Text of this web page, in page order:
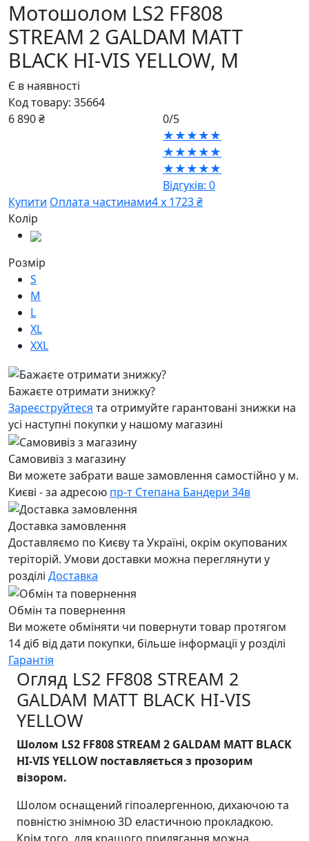
Мотошолом LS2 FF808
STREAM 2 GALDAM MATT
BLACK HI-VIS YELLOW, M
Є в наявності
Код товару: 35664
6 890 ₴
0/5
★★★★★
★★★★★
★★★★★
Відгуків: 0
Купити Оплата частинами4 х 1723 ₴
Колір
Розмір
S
M
L
XL
XXL
Бажаєте отримати знижку?
Зареєструйтеся та отримуйте гарантовані знижки на
усі наступні покупки у нашому магазині
Самовивіз з магазину
Ви можете забрати ваше замовлення самостійно у м.
Києві - за адресою пр-т Степана Бандери 34в
Доставка замовлення
Доставляємо по Києву та Україні, окрім окупованих
теріторій. Умови доставки можна переглянути у
розділі Доставка
Обмін та повернення
Ви можете обміняти чи повернути товар протягом
14 діб від дати покупки, більше інформації у розділі
Гарантія
Огляд LS2 FF808 STREAM 2
GALDAM MATT BLACK HI-VIS
YELLOW
Шолом LS2 FF808 STREAM 2 GALDAM MATT BLACK
HI-VIS YELLOW поставляється з прозорим
візором.
Шолом оснащений гіпоалергенною, дихаючою та
повністю знімною 3D еластичною прокладкою.